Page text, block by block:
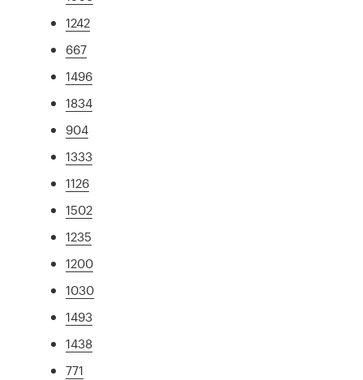
1242
667
1496
1834
904
1333
1126
1502
1235
1200
1030
1493
1438
771